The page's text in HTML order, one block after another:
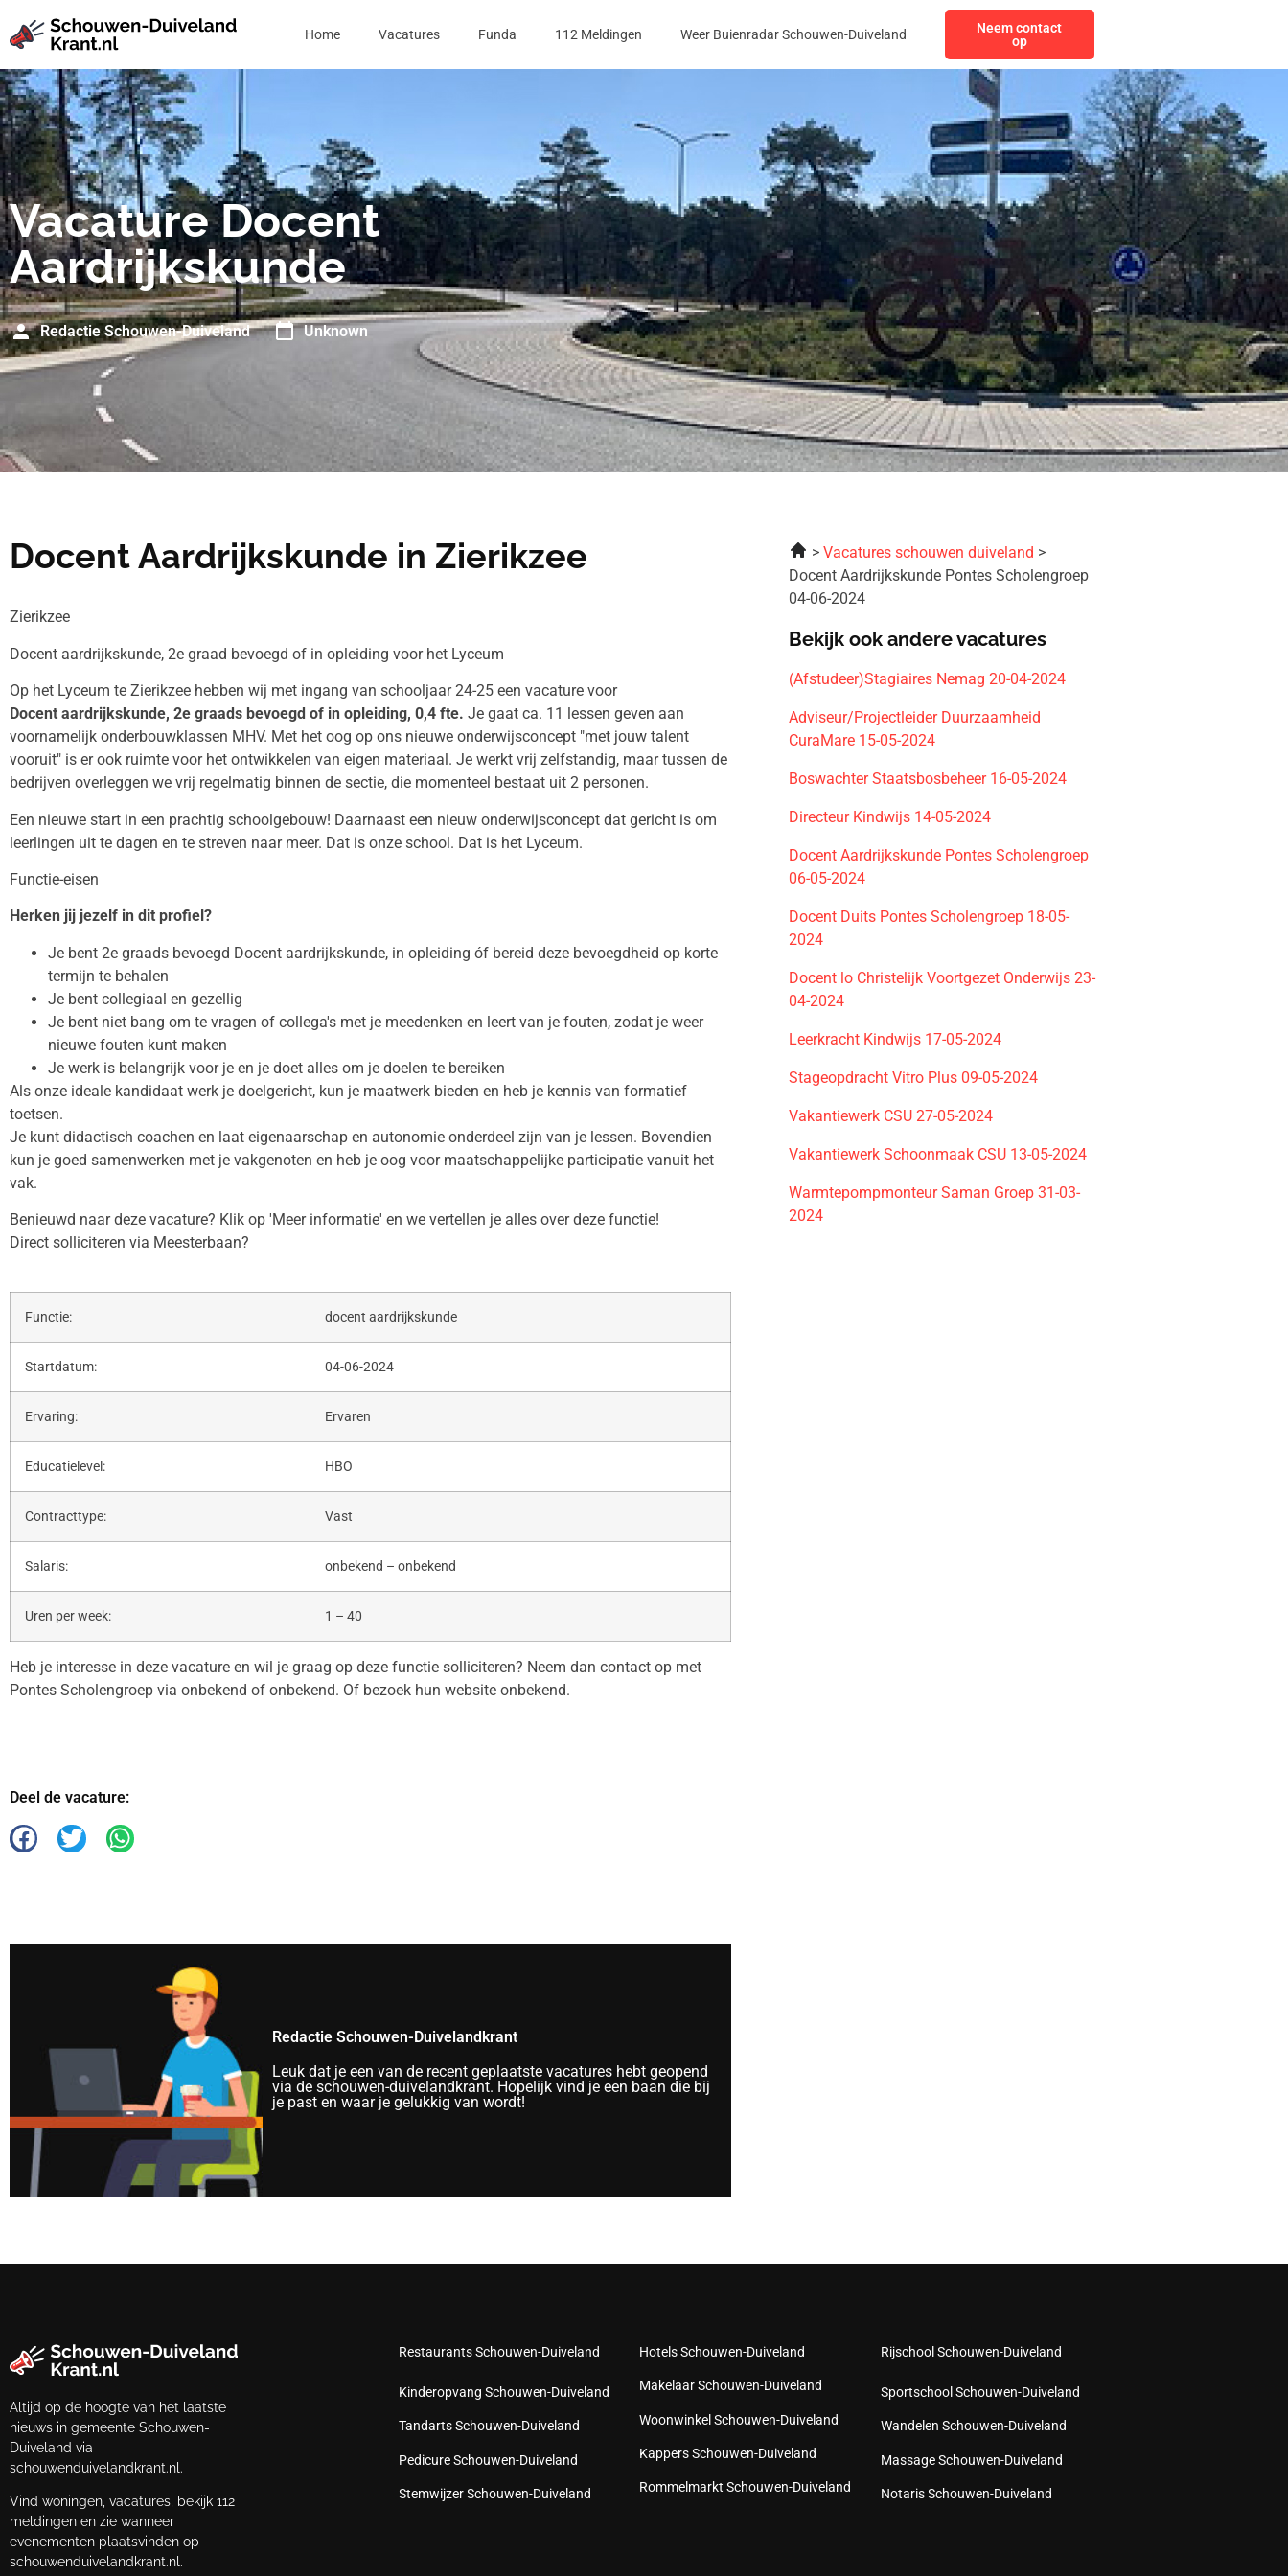
Home Vacatures Funda 112 Meldingen Weer Buienradar Schouwen-Duiveland
Neem contact
op
Vacature Docent
Aardrijkskunde
Redactie Schouwen-Duiveland Unknown
Docent Aardrijkskunde in Zierikzee
Zierikzee
Docent aardrijkskunde, 2e graad bevoegd of in opleiding voor het Lyceum
Op het Lyceum te Zierikzee hebben wij met ingang van schooljaar 24-25 een vacature voor
Docent aardrijkskunde, 2e graads bevoegd of in opleiding, 0,4 fte. Je gaat ca. 11 lessen geven aan
voornamelijk onderbouwklassen MHV. Met het oog op ons nieuwe onderwijsconcept "met jouw talent
vooruit" is er ook ruimte voor het ontwikkelen van eigen materiaal. Je werkt vrij zelfstandig, maar tussen de
bedrijven overleggen we vrij regelmatig binnen de sectie, die momenteel bestaat uit 2 personen.
Een nieuwe start in een prachtig schoolgebouw! Daarnaast een nieuw onderwijsconcept dat gericht is om
leerlingen uit te dagen en te streven naar meer. Dat is onze school. Dat is het Lyceum.
Functie-eisen
Herken jij jezelf in dit profiel?
Je bent 2e graads bevoegd Docent aardrijkskunde, in opleiding óf bereid deze bevoegdheid op korte
termijn te behalen
Je bent collegiaal en gezellig
Je bent niet bang om te vragen of collega's met je meedenken en leert van je fouten, zodat je weer
nieuwe fouten kunt maken
Je werk is belangrijk voor je en je doet alles om je doelen te bereiken
Als onze ideale kandidaat werk je doelgericht, kun je maatwerk bieden en heb je kennis van formatief
toetsen.
Je kunt didactisch coachen en laat eigenaarschap en autonomie onderdeel zijn van je lessen. Bovendien
kun je goed samenwerken met je vakgenoten en heb je oog voor maatschappelijke participatie vanuit het
vak.
Benieuwd naar deze vacature? Klik op 'Meer informatie' en we vertellen je alles over deze functie!
Direct solliciteren via Meesterbaan?
Functie: docent aardrijkskunde
Startdatum: 04-06-2024
Ervaring: Ervaren
Educatielevel: HBO
Contracttype: Vast
Salaris: onbekend – onbekend
Uren per week: 1 – 40
Heb je interesse in deze vacature en wil je graag op deze functie solliciteren? Neem dan contact op met
Pontes Scholengroep via onbekend of onbekend. Of bezoek hun website onbekend.
Deel de vacature:
Redactie Schouwen-Duivelandkrant
Leuk dat je een van de recent geplaatste vacatures hebt geopend
via de schouwen-duivelandkrant. Hopelijk vind je een baan die bij
je past en waar je gelukkig van wordt!
Vacatures schouwen duiveland
Docent Aardrijkskunde Pontes Scholengroep
04-06-2024
Bekijk ook andere vacatures
(Afstudeer)Stagiaires Nemag 20-04-2024
Adviseur/Projectleider Duurzaamheid
CuraMare 15-05-2024
Boswachter Staatsbosbeheer 16-05-2024
Directeur Kindwijs 14-05-2024
Docent Aardrijkskunde Pontes Scholengroep
06-05-2024
Docent Duits Pontes Scholengroep 18-05-
2024
Docent lo Christelijk Voortgezet Onderwijs 23-
04-2024
Leerkracht Kindwijs 17-05-2024
Stageopdracht Vitro Plus 09-05-2024
Vakantiewerk CSU 27-05-2024
Vakantiewerk Schoonmaak CSU 13-05-2024
Warmtepompmonteur Saman Groep 31-03-
2024
Altijd op de hoogte van het laatste
nieuws in gemeente Schouwen-
Duiveland via
schouwenduivelandkrant.nl.
Vind woningen, vacatures, bekijk 112
meldingen en zie wanneer
evenementen plaatsvinden op
schouwenduivelandkrant.nl.
Restaurants Schouwen-Duiveland
Kinderopvang Schouwen-Duiveland
Tandarts Schouwen-Duiveland
Pedicure Schouwen-Duiveland
Stemwijzer Schouwen-Duiveland
Hotels Schouwen-Duiveland
Makelaar Schouwen-Duiveland
Woonwinkel Schouwen-Duiveland
Kappers Schouwen-Duiveland
Rommelmarkt Schouwen-Duiveland
Rijschool Schouwen-Duiveland
Sportschool Schouwen-Duiveland
Wandelen Schouwen-Duiveland
Massage Schouwen-Duiveland
Notaris Schouwen-Duiveland